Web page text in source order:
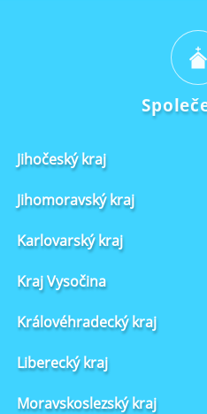
Jihočeský kraj
Jihomoravský kraj
Karlovarský kraj
Kraj Vysočina
Královéhradecký kraj
Liberecký kraj
Moravskoslezský kraj